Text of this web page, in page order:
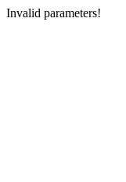
Invalid parameters!